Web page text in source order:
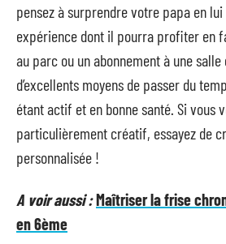
pensez à surprendre votre papa en
expérience dont il pourra profiter en
au parc ou un abonnement à une
d’excellents moyens de passer du
étant actif et en bonne santé. Si vous
particulièrement créatif, essayez de
personnalisée !
A voir aussi :Maîtriser la frise
en 6ème